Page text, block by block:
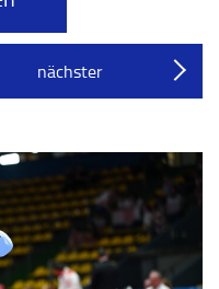
nächster